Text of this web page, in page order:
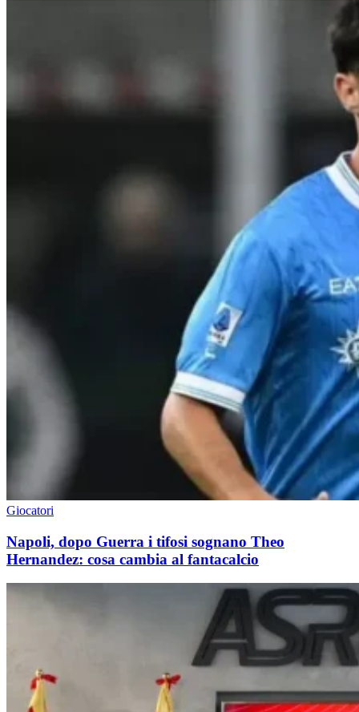
Giocatori
Napoli, dopo Guerra i tifosi sognano Theo
Hernandez: cosa cambia al fantacalcio